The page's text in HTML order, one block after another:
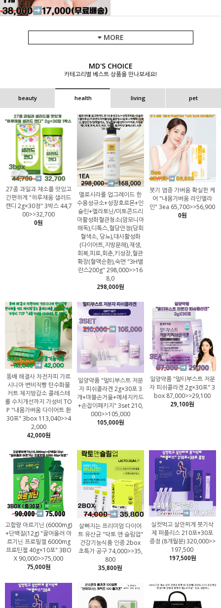
MORE
MD'S CHOICE
카테고리별 베스트 상품을 만나보세요!
beauty health living pet
27종 과일과 채소를 맛있고
간편하게 "하루채움 샐러드
캔디 2g×30정" 3박스 44,7
00>>32,700
0원
멜로시라를 업그레이드 한
수용성규소+성장호르몬+인
슐린+멜라토닌/미토콘드리
아활성화혈관청소(암모니아
해독),디톡스,혈당안정(당회
혈색소, 당뇨),대사활성화
(다이어트,지방분해),재생,
회복,피로,회춘,키성장,혈관
확장(혈액순환),숙면 "3H밸
런스200g" 298,000>>16
8,0
298,000원
붓기 염증 가벼움 확실한 케
어 "내몸가벼움 라인멜라
인" 3ea 65,700>>56,900
0원
똥배 해결사 차전자피 가르
시니아 변비직빵 탄수화물
커트 체지방감소 콜레스테
롤 수치개선까지 가성비 TO
P "내몸가벼움 다이어트 환
30포" 3box 113,040>>4
2,000
42,000원
일양약품 "멀티부스트 저분
자 피쉬콜라겐 2g×30포 3
개+마블손거울+메세지카드
+손잡이패키지" 3set 210,
000>>105,000
105,000원
일양약품 "멀티부스트 저분
자 피쉬콜라겐 2g×30포" 3
box 87,000>>29,100
29,100원
고함량 아르기닌 (6000mg)
+단백질(12g) "끌어올려 아
르기닌 프로필젤 6000mg
프로틴젤 40g×10포" 3BO
X 90,000>>75,000
75,000원
살빠지는 프리미엄 다이어
트 유산균 "닥토 앤 슬림업"
건강기능식품 인증 2box
초특가 공구 74,000>>35,
800
35,800원
실컷먹고 살안찌게 붓기삭
제 퍼플리스 210포+30포
증정 (8개월분) 320,000>>
197,500
197,500원